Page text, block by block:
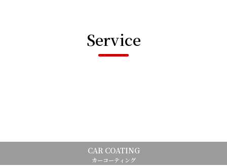
Service
CAR COATING
カーコーティング